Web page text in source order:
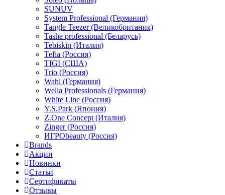
SUNUV
System Professional (Германия)
Tangle Teezer (Великобритания)
Tashe professional (Беларусь)
Tebiskin (Италия)
Tefia (Россия)
TIGI (США)
Trio (Россия)
Wahl (Германия)
Wella Professionals (Германия)
White Line (Россия)
Y.S.Park (Япония)
Z.One Concept (Италия)
Zinger (Россия)
ИГРОbeauty (Россия)
Brands
Акции
Новинки
Статьи
Сертификаты
Отзывы